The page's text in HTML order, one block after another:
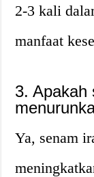
2-3 kali
manfaat
3. Apakah
Ya, senam